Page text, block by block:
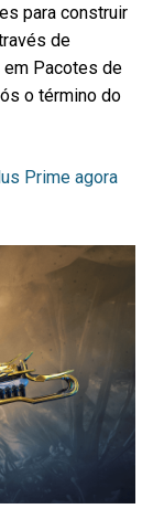
para construir
de
Pacotes de
o término do
Prime agora